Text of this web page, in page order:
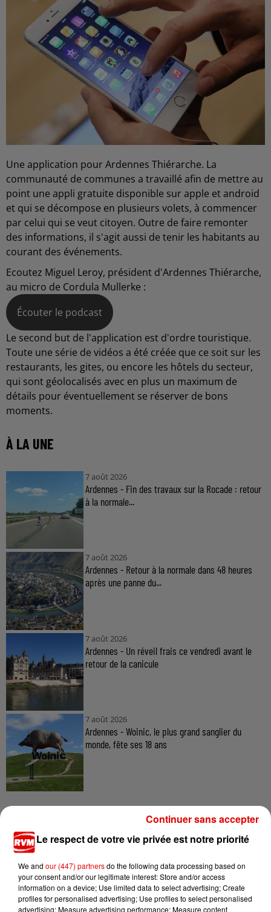
Une application pour Ardennes Thiérarche. La
communauté de communes a travaillé afin de mettre au
point une appli gratuite disponible sur apple et android
et qui se décompose en plusieurs volets, à commencer
par celui qui se veut citoyen. Outre de faire remonter
des informations, il s'agit aussi de tenir les habitants au
courant des événements.
Ecoutez Miguel Leroy, président d'Ardennes Thiérarche,
au micro de Cordula Mullerke :
Écouter le podcast
Le second but de l'application est d'ordre touristique.
Toute une série de vidéos a été créée que ce soit sur les
restaurants, les gites, ou encore les hôtels du secteur,
qui sont géolocalisés avec en plus un maximum de
détails pour éventuellement se réserver de bons
moments.
À LA UNE
7 août 2026
Ardennes - Fin des travaux sur la Rocade : retour
à la normale...
7 août 2026
Ardennes - Retour à la normale dans 48 heures
après une panne du...
7 août 2026
Ardennes - Un réveil frais ce vendredi avant le
retour de la canicule
7 août 2026
Ardennes - Woinic, le plus grand sanglier du
monde, fête ses 18 ans
TITRES DIFFUSÉS
0h00
0h00 23h56
23h56 23h52
23h52
Le respect de votre vie privée est notre priorité
We and our (447) partnersdo the following data processing based on
your consent and/or our legitimate interest: Store and/or access
information on a device; Use limited data to select advertising; Create
profiles for personalised advertising; Use profiles to select personalised
advertising; Measure advertising performance; Measure content
Continuer sans accepter